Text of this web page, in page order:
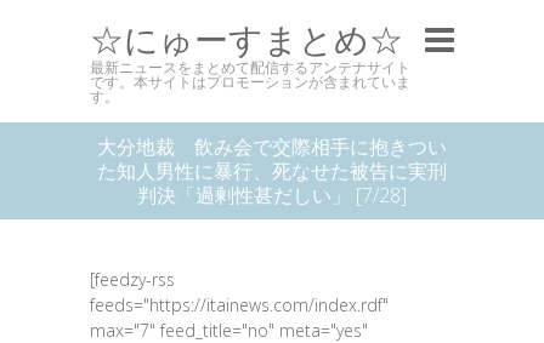
☆にゅーすまとめ☆
最新ニュースをまとめて配信するアンテナサイト
です。本サイトはプロモーションが含まれていま
す。
大分地裁 飲み会で交際相手に抱きつい
た知人男性に暴行、死なせた被告に実刑
判決「過剰性甚だしい」 [7/28]
[feedzy-rss
feeds="https://itainews.com/index.rdf"
max="7" feed_title="no" meta="yes"